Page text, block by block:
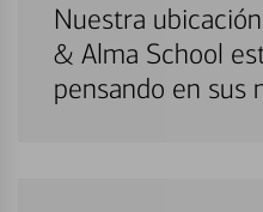
Nuestra
& Alma School
pensando en sus